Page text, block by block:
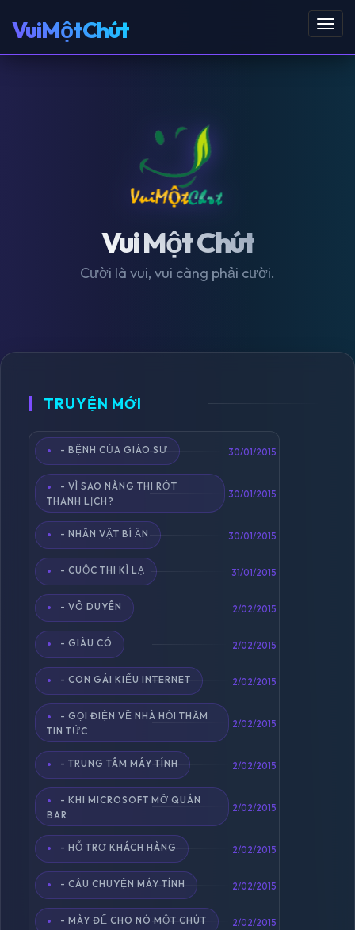
VuiMộtChút
Vui Một Chút
Cười là vui, vui càng phải cười.
TRUYỆN MỚI
- BỆNH CỦA GIÁO SƯ 30/01/2015
- VÌ SAO NÀNG THI RỚT
THANH LỊCH?
30/01/2015
- NHÂN VẬT BÍ ẨN 30/01/2015
- CUỘC THI KÌ LẠ 31/01/2015
- VÔ DUYÊN 2/02/2015
- GIÀU CÓ 2/02/2015
- CON GÁI KIỂU INTERNET 2/02/2015
- GỌI ĐIỆN VỀ NHÀ HỎI THĂM
TIN TỨC
2/02/2015
- TRUNG TÂM MÁY TÍNH 2/02/2015
- KHI MICROSOFT MỞ QUÁN
BAR
2/02/2015
- HỖ TRỢ KHÁCH HÀNG 2/02/2015
- CÂU CHUYỆN MÁY TÍNH 2/02/2015
- MÀY ĐỂ CHO NÓ MỘT CHÚT 2/02/2015